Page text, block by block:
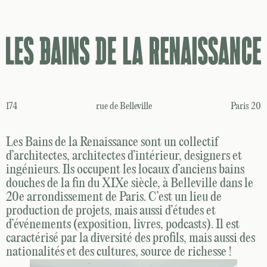
174 rue de Belleville Paris 20
Les Bains de la Renaissance sont un collectif
d’architectes, architectes d’intérieur, designers et
ingénieurs. Ils occupent les locaux d’anciens bains
douches de la fin du XIXe siècle, à Belleville dans le
20e arrondissement de Paris. C’est un lieu de
production de projets, mais aussi d’études et
d’événements (exposition, livres, podcasts). Il est
caractérisé par la diversité des profils, mais aussi des
nationalités et des cultures, source de richesse !